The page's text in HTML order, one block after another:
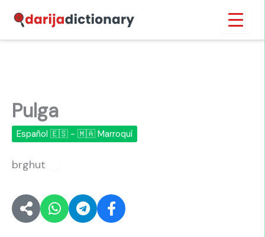
contenido
Pulga
Español 🇪🇸 - 🇲🇦 Marroquí
brghut